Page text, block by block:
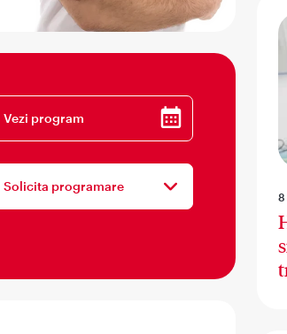
Vezi program
Solicita programare
8